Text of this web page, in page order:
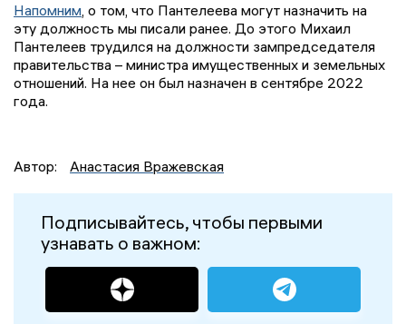
Напомним, о том, что Пантелеева могут назначить на
эту должность мы писали ранее. До этого Михаил
Пантелеев трудился на должности зампредседателя
правительства – министра имущественных и земельных
отношений. На нее он был назначен в сентябре 2022
года.
Автор: Анастасия Вражевская
Подписывайтесь, чтобы первыми
узнавать о важном: